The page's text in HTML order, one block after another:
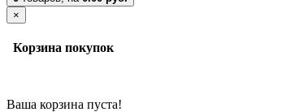
×
Корзина покупок
Ваша корзина пуста!